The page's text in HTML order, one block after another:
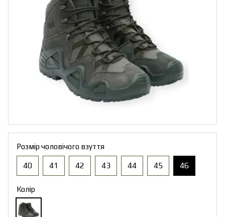
Розмір чоловічого взуття
40 41 42 43 44 45 46
Колір